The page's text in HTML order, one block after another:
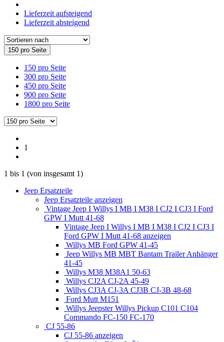
Lieferzeit aufsteigend
Lieferzeit absteigend
150 pro Seite
150 pro Seite
300 pro Seite
450 pro Seite
900 pro Seite
1800 pro Seite
1
1 bis 1 (von insgesamt 1)
Jeep Ersatzteile
Jeep Ersatzteile anzeigen
Vintage Jeep I Willys I MB I M38 I CJ2 I CJ3 I Ford
GPW I Mutt 41-68
Vintage Jeep I Willys I MB I M38 I CJ2 I CJ3 I
Ford GPW I Mutt 41-68 anzeigen
Willys MB Ford GPW 41-45
Jeep Willys MB MBT Bantam Trailer Anhänger
41-45
Willys M38 M38A1 50-63
Willys CJ2A CJ-2A 45-49
Willys CJ3A CJ-3A CJ3B CJ-3B 48-68
Ford Mutt M151
Willys Jeepster Willys Pickup C101 C104
Commando FC-150 FC-170
CJ 55-86
CJ 55-86 anzeigen